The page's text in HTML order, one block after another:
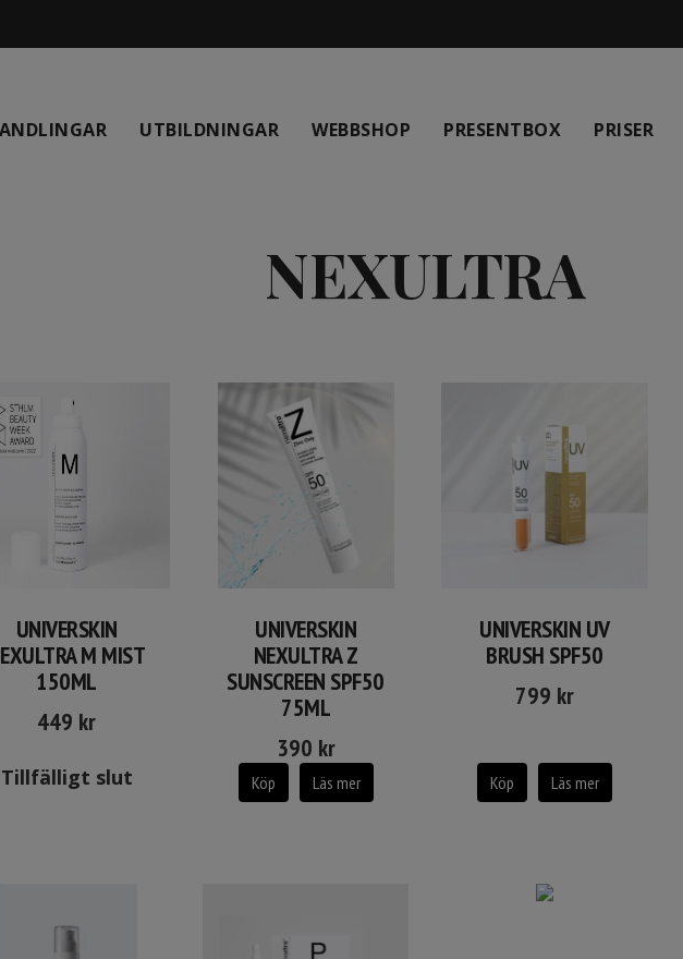
UTBILDNINGAR WEBBSHOP PRESENTBOX PRISER
NEXULTRA
UNIVERSKIN
M MIST
150ML
449 kr
Tillfälligt slut
UNIVERSKIN
NEXULTRA Z
SUNSCREEN SPF50
75ML
390 kr
Köp Läs mer
UNIVERSKIN UV
BRUSH SPF50
799 kr
Köp Läs mer